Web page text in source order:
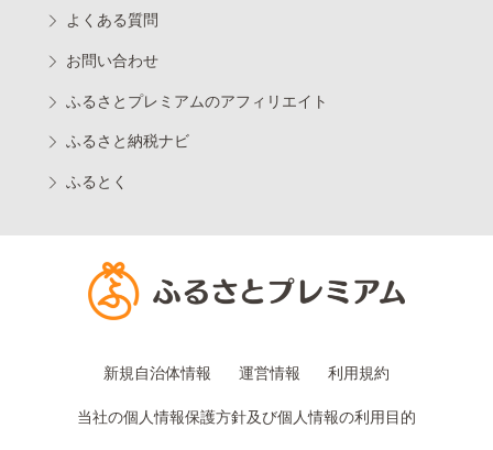
よくある質問
お問い合わせ
ふるさとプレミアムのアフィリエイト
ふるさと納税ナビ
ふるとく
新規自治体情報 運営情報 利用規約
当社の個人情報保護方針及び個人情報の利用目的